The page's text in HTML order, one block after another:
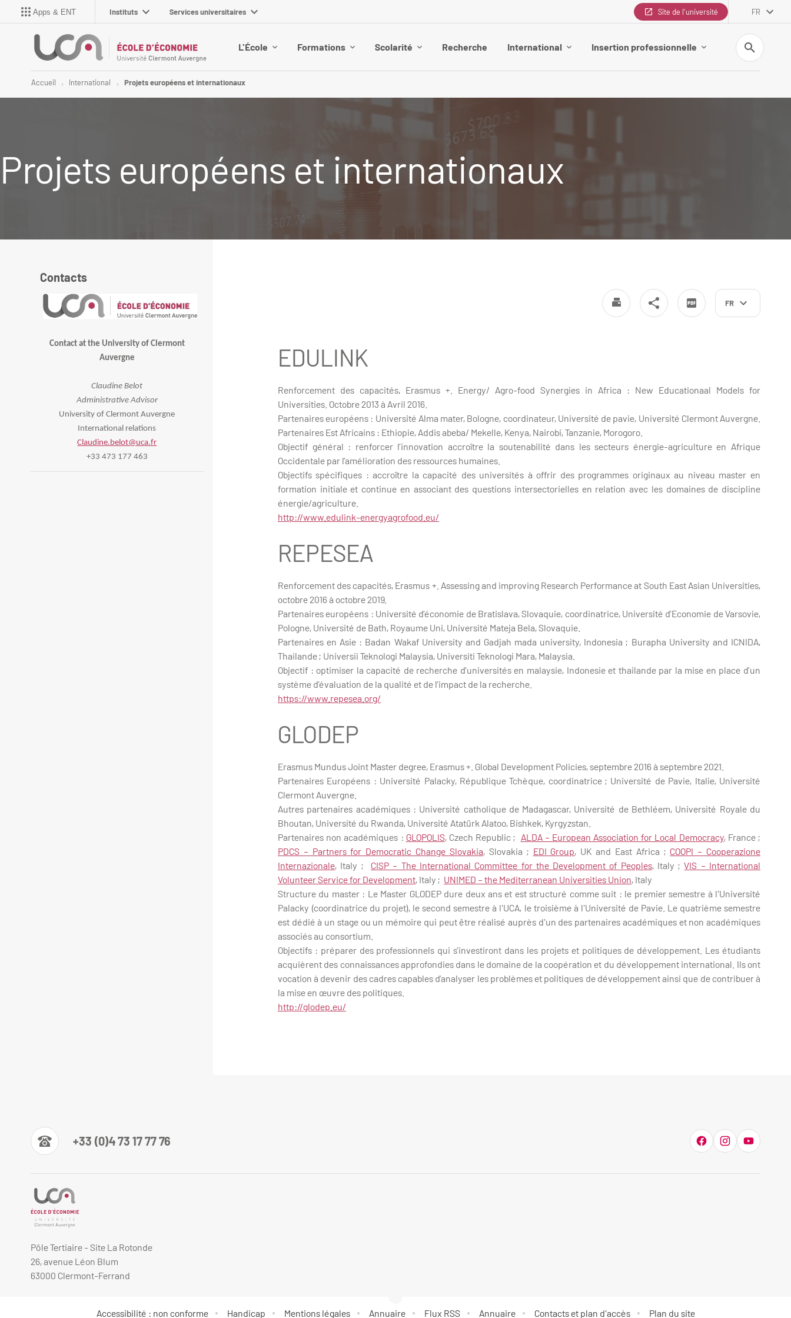
Apps & ENT Instituts Services universitaires Site de l'université FR
L'École Formations Scolarité Recherche International Insertion professionnelle
Recherche
Accueil International Projets européens et internationaux
Projets européens et internationaux
FR
EDULINK
Renforcement des capacités, Erasmus +. Energy/ Agro-food Synergies in Africa : New Educationaal Models for
Universities. Octobre 2013 à Avril 2016.
Partenaires européens : Université Alma mater, Bologne, coordinateur, Université de pavie, Université Clermont Auvergne.
Partenaires Est Africains : Ethiopie, Addis abeba/ Mekelle, Kenya, Nairobi, Tanzanie, Morogoro.
Objectif général : renforcer l’innovation accroître la soutenabilité dans les secteurs énergie-agriculture en Afrique
Occidentale par l’amélioration des ressources humaines.
Objectifs spécifiques : accroître la capacité des universités à offrir des programmes originaux au niveau master en
formation initiale et continue en associant des questions intersectorielles en relation avec les domaines de discipline
énergie/agriculture.
http://www.edulink-energyagrofood.eu/
REPESEA
Renforcement des capacités, Erasmus +. Assessing and improving Research Performance at South East Asian Universities,
octobre 2016 à octobre 2019.
Partenaires européens : Université d’économie de Bratislava, Slovaquie, coordinatrice, Université d’Economie de Varsovie,
Pologne, Université de Bath, Royaume Uni, Université Mateja Bela, Slovaquie.
Partenaires en Asie : Badan Wakaf University and Gadjah mada university, Indonesia ; Burapha University and ICNIDA,
Thailande ; Universii Teknologi Malaysia, Universiti Teknologi Mara, Malaysia.
Objectif : optimiser la capacité de recherche d’universités en malaysie, Indonesie et thailande par la mise en place d’un
système d’évaluation de la qualité et de l’impact de la recherche.
https://www.repesea.org/
GLODEP
Erasmus Mundus Joint Master degree, Erasmus +. Global Development Policies, septembre 2016 à septembre 2021.
Partenaires Européens : Université Palacky, République Tchèque, coordinatrice ; Université de Pavie, Italie, Université
Clermont Auvergne.
Autres partenaires académiques : Université catholique de Madagascar, Université de Bethléem, Université Royale du
Bhoutan, Université du Rwanda, Université Atatürk Alatoo, Bishkek, Kyrgyzstan.
Partenaires non académiques : GLOPOLIS, Czech Republic ; ALDA – European Association for Local Democracy, France ;
PDCS – Partners for Democratic Change Slovakia, Slovakia ; EDI Group, UK and East Africa ; COOPI – Cooperazione
Internazionale, Italy ; CISP – The International Committee for the Development of Peoples, Italy ;VIS – International
Volunteer Service for Development, Italy ; UNIMED – the Mediterranean Universities Union, Italy
Structure du master : Le Master GLODEP dure deux ans et est structuré comme suit : le premier semestre à l'Université
Palacky (coordinatrice du projet), le second semestre à l'UCA, le troisième à l'Université de Pavie. Le quatrième semestre
est dédié à un stage ou un mémoire qui peut être réalisé auprès d'un des partenaires académiques et non académiques
associés au consortium.
Objectifs : préparer des professionnels qui s’investiront dans les projets et politiques de développement. Les étudiants
acquièrent des connaissances approfondies dans le domaine de la coopération et du développement international. Ils ont
vocation à devenir des cadres capables d’analyser les problèmes et politiques de développement ainsi que de contribuer à
la mise en œuvre des politiques.
http://glodep.eu/
Contacts
Contact at the University of Clermont
Auvergne
Claudine Belot
Administrative Advisor
University of Clermont Auvergne
International relations
Claudine.belot@uca.fr
+33 473 177 463
+33 (0)4 73 17 77 76
Pôle Tertiaire - Site La Rotonde
26, avenue Léon Blum
63000 Clermont-Ferrand
Accessibilité : non conforme Handicap Mentions légales Annuaire Flux RSS Annuaire Contacts et plan d'accès Plan du site